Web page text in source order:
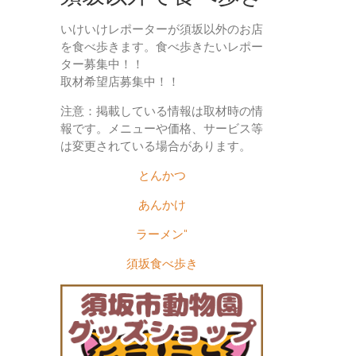
いけいけレポーターが須坂以外のお店
を食べ歩きます。食べ歩きたいレポー
ター募集中！！
取材希望店募集中！！
注意：掲載している情報は取材時の情
報です。メニューや価格、サービス等
は変更されている場合があります。
とんかつ
あんかけ
ラーメン"
須坂食べ歩き